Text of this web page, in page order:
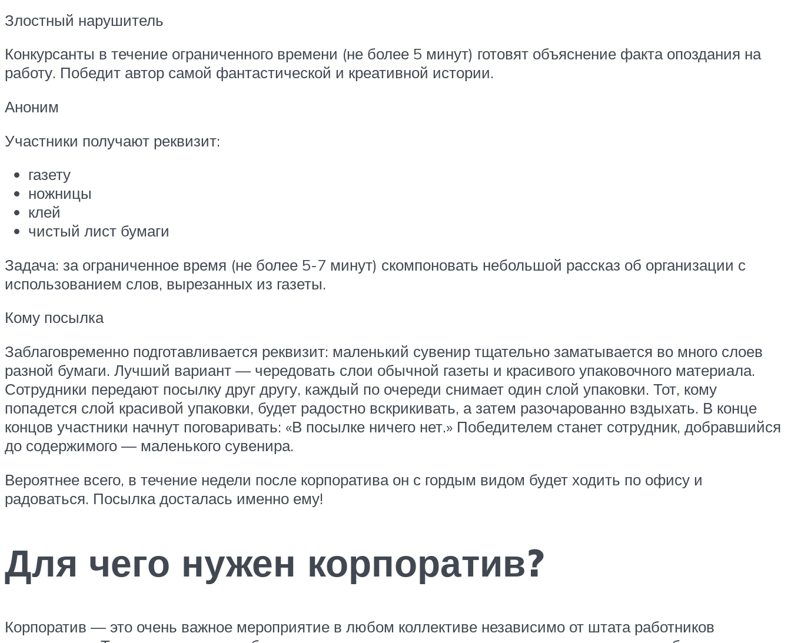
Злостный нарушитель
Конкурсанты в течение ограниченного времени (не более 5 минут) готовят объяснение факта опоздания на
работу. Победит автор самой фантастической и креативной истории.
Аноним
Участники получают реквизит:
газету
ножницы
клей
чистый лист бумаги
Задача: за ограниченное время (не более 5-7 минут) скомпоновать небольшой рассказ об организации с
использованием слов, вырезанных из газеты.
Кому посылка
Заблаговременно подготавливается реквизит: маленький сувенир тщательно заматывается во много слоев
разной бумаги. Лучший вариант — чередовать слои обычной газеты и красивого упаковочного материала.
Сотрудники передают посылку друг другу, каждый по очереди снимает один слой упаковки. Тот, кому
попадется слой красивой упаковки, будет радостно вскрикивать, а затем разочарованно вздыхать. В конце
концов участники начнут поговаривать: «В посылке ничего нет.» Победителем станет сотрудник, добравшийся
до содержимого — маленького сувенира.
Вероятнее всего, в течение недели после корпоратива он с гордым видом будет ходить по офису и
радоваться. Посылка досталась именно ему!
Для чего нужен корпоратив?
Корпоратив — это очень важное мероприятие в любом коллективе независимо от штата работников